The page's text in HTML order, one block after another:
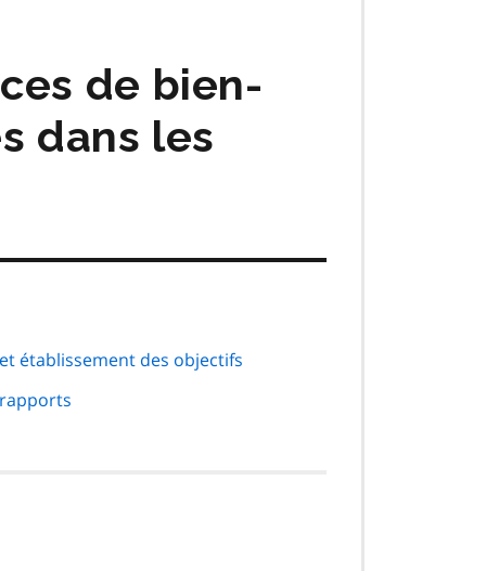
de bien-
dans les
établissement des objectifs